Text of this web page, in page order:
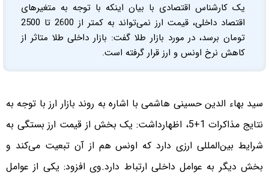
یک کارشناس اقتصادی با بیان اینکه با توجه به متغیرهای
اقتصاد داخلی، قیمت ارز نمی‌تواند به کمتر از 2600 تا 2500
تومان برسد، در مورد بازار طلا گفت: بازار داخلی طلا متاثر از
کاهش نرخ اونس و ارز قرار گرفته است.
سید بهاء الدین حسینی هاشمی با اشاره به روند بازار ارز با توجه به
نتایج مذاکرات 1+5، اظهارداشت: یک بخش از قیمت ارز بستگی به
شرایط بین‌المللی ارزی دارد که اونس هم از آن تبعیت می‌کند و
بخش دیگر به عوامل داخلی ارتباط دارد.وی افزود: یکی از عوامل